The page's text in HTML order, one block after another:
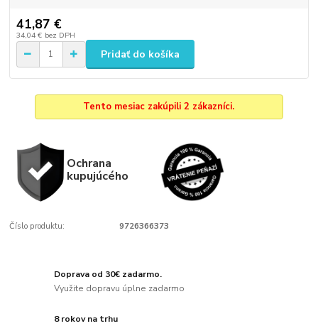
41,87 €
34,04 € bez DPH
Pridať do košíka
Tento mesiac zakúpili 2 zákazníci.
Ochrana
kupujúcého
Číslo produktu: 9726366373
Doprava od 30€ zadarmo.
Využite dopravu úplne zadarmo
8 rokov na trhu